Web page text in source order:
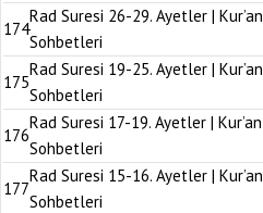
174
Rad Suresi 26-29. Ayetler | Kur’an
Sohbetleri
175
Rad Suresi 19-25. Ayetler | Kur’an
Sohbetleri
176
Rad Suresi 17-19. Ayetler | Kur’an
Sohbetleri
177
Rad Suresi 15-16. Ayetler | Kur’an
Sohbetleri